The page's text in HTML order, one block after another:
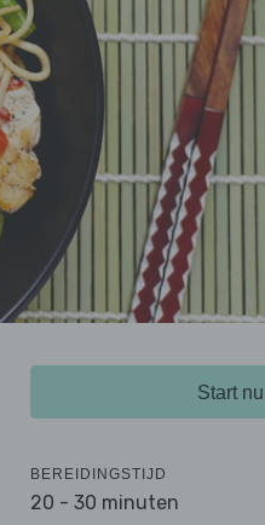
Start nu
BEREIDINGSTIJD
20 - 30 minuten